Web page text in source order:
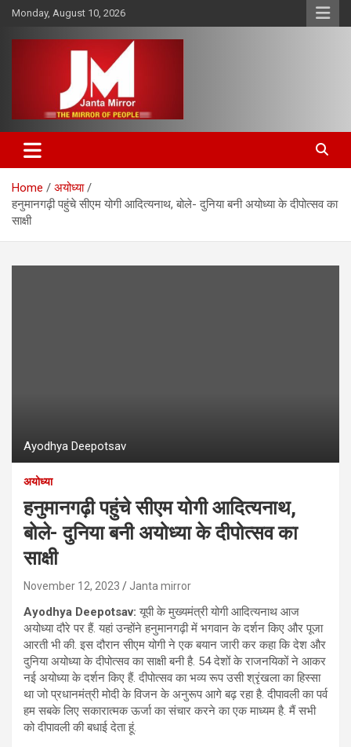
Skip
content
Monday, August 10, 2026
Janta Mirror
Home
अयोध्या
हनुमानगढ़ी पहुंचे सीएम योगी आदित्यनाथ, बोले- दुनिया बनी अयोध्या के दीपोत्सव का
साक्षी
Ayodhya Deepotsav
अयोध्या
हनुमानगढ़ी पहुंचे सीएम योगी आदित्यनाथ,
बोले- दुनिया बनी अयोध्या के दीपोत्सव का
साक्षी
November 12, 2023 Janta mirror
Ayodhya Deepotsav: यूपी के मुख्यमंत्री योगी आदित्यनाथ आज
अयोध्या दौरे पर हैं. यहां उन्‍होंने हनुमानगढ़ी में भगवान के दर्शन किए और पूजा
आरती भी की. इस दौरान सीएम योगी ने एक बयान जारी कर कहा कि देश और
दुनिया अयोध्या के दीपोत्सव का साक्षी बनी है. 54 देशों के राजनयिकों ने आकर
नई अयोध्या के दर्शन किए हैं. दीपोत्सव का भव्य रूप उसी श्रृंखला का हिस्सा
था जो प्रधानमंत्री मोदी के विजन के अनुरूप आगे बढ़ रहा है. दीपावली का पर्व
हम सबके लिए सकारात्मक ऊर्जा का संचार करने का एक माध्यम है. मैं सभी
को दीपावली की बधाई देता हूं.